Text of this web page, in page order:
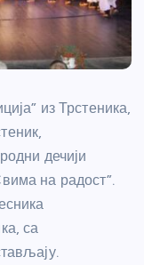
из Трстеника,
дечији
на радост”.
са